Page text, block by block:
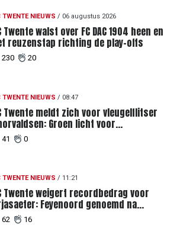
TWENTE NIEUWS / 06 augustus 2026
Twente walst over FC DAC 1904 heen en
reuzenstap richting de play-offs
230 20
TWENTE NIEUWS / 08:47
Twente meldt zich voor vleugelflitser
Groen licht voor
41 0
TWENTE NIEUWS / 11:21
Twente weigert recordbedrag voor
Feyenoord genoemd na
62 16